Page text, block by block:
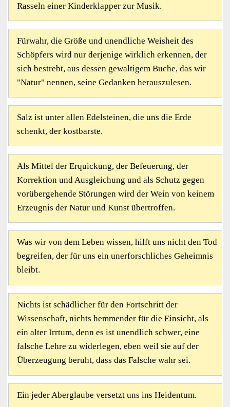
Rasseln einer Kinderklapper zur Musik.
Fürwahr, die Größe und unendliche Weisheit des
Schöpfers wird nur derjenige wirklich erkennen, der
sich bestrebt, aus dessen gewaltigem Buche, das wir
"Natur" nennen, seine Gedanken herauszulesen.
Salz ist unter allen Edelsteinen, die uns die Erde
schenkt, der kostbarste.
Als Mittel der Erquickung, der Befeuerung, der
Korrektion und Ausgleichung und als Schutz gegen
vorübergehende Störungen wird der Wein von keinem
Erzeugnis der Natur und Kunst übertroffen.
Was wir von dem Leben wissen, hilft uns nicht den Tod
begreifen, der für uns ein unerforschliches Geheimnis
bleibt.
Nichts ist schädlicher für den Fortschritt der
Wissenschaft, nichts hemmender für die Einsicht, als
ein alter Irrtum, denn es ist unendlich schwer, eine
falsche Lehre zu widerlegen, eben weil sie auf der
Überzeugung beruht, dass das Falsche wahr sei.
Ein jeder Aberglaube versetzt uns ins Heidentum.